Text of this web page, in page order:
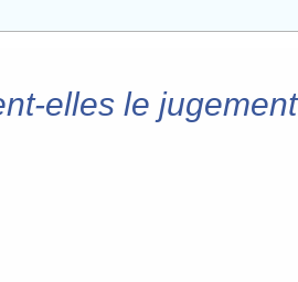
elles le jugement